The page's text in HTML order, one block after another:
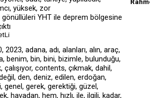
gönüllüleri YHT ile deprem bölgesine